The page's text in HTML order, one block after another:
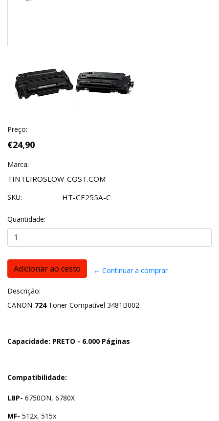
Preço:
€24,90
Marca:
TINTEIROSLOW-COST.COM
SKU: HT-CE255A-C
Quantidade:
← Continuar a comprar
Descrição:
CANON-724Toner Compatível 3481B002
Capacidade: PRETO - 6.000 Páginas
Compatibilidade:
LBP- 6750DN, 6780X
MF- 512x, 515x